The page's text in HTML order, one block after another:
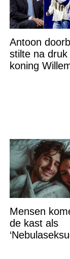
Antoon
stilte na druk
koning
Mensen
de kast als